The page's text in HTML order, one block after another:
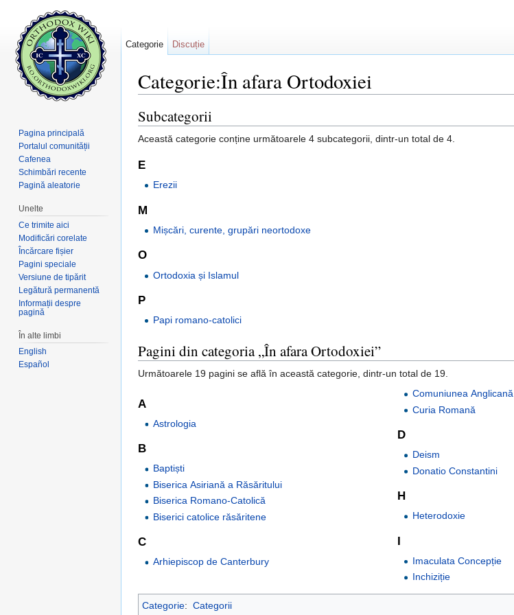
Categorie:În afara Ortodoxiei
Subcategorii
Această categorie conține următoarele 4 subcategorii, dintr-un total de 4.
E
Erezii
M
Mișcări, curente, grupări neortodoxe
O
Ortodoxia și Islamul
P
Papi romano-catolici
Pagini din categoria „În afara Ortodoxiei”
Următoarele 19 pagini se află în această categorie, dintr-un total de 19.
A
Astrologia
B
Baptiști
Biserica Asiriană a Răsăritului
Biserica Romano-Catolică
Biserici catolice răsăritene
C
Arhiepiscop de Canterbury
Comuniunea Anglicană
Curia Romană
D
Deism
Donatio Constantini
H
Heterodoxie
I
Imaculata Concepție
Inchiziție
Categorie: Categorii
Categorie Discuție
Pagina principală
Portalul comunității
Cafenea
Schimbări recente
Pagină aleatorie
Unelte
Ce trimite aici
Modificări corelate
Încărcare fișier
Pagini speciale
Versiune de tipărit
Legătură permanentă
Informații despre
pagină
În alte limbi
English
Español